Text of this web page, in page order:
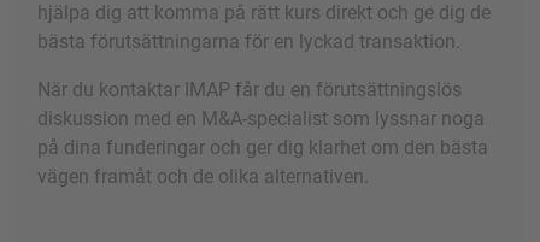
hjälpa dig att komma på rätt kurs direkt och ge dig de
bästa förutsättningarna för en lyckad transaktion.
När du kontaktar IMAP får du en förutsättningslös
diskussion med en M&A-specialist som lyssnar noga
på dina funderingar och ger dig klarhet om den bästa
vägen framåt och de olika alternativen.